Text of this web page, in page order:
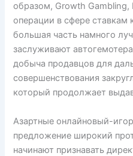
образом, Growth Gambling,
операции в сфере ставкам
большая часть намного
заслуживают
добыча продавцов для
совершенствования
который продолжает
Азартные онлайновый-
предложение широкий
начинают признавать